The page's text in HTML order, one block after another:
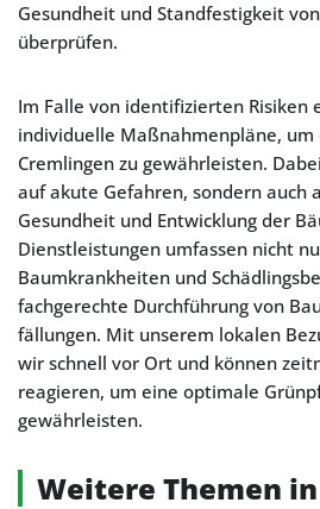
Gesundheit und Standfestigkeit
überprüfen.
Im Falle von identifizierten Risiken
individuelle Maßnahmenpläne, um
Cremlingen zu gewährleisten.
auf akute Gefahren, sondern auch
Gesundheit und Entwicklung der
Dienstleistungen umfassen nicht
Baumkrankheiten und
fachgerechte Durchführung von
fällungen. Mit unserem lokalen
wir schnell vor Ort und können
reagieren, um eine optimale
gewährleisten.
Weitere Themen